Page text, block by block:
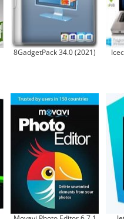
8GadgetPack 34.0 (2021)